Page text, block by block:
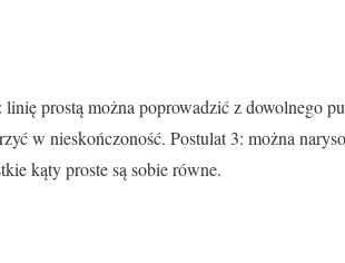
linię prostą można poprowadzić z dowolnego
w nieskończoność. Postulat 3: można
kąty proste są sobie równe.